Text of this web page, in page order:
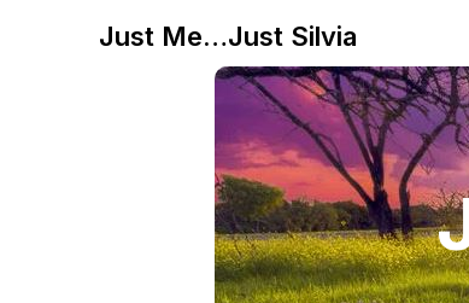
Just Me…Just Silvia